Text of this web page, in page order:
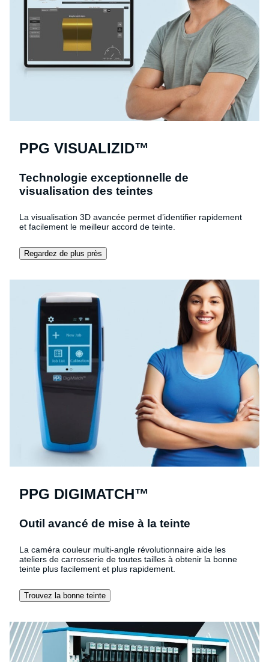
PPG VISUALIZID™
Technologie exceptionnelle de
visualisation des teintes
La visualisation 3D avancée permet d’identifier rapidement
et facilement le meilleur accord de teinte.
Regardez de plus près
PPG DIGIMATCH™
Outil avancé de mise à la teinte
La caméra couleur multi-angle révolutionnaire aide les
ateliers de carrosserie de toutes tailles à obtenir la bonne
teinte plus facilement et plus rapidement.
Trouvez la bonne teinte